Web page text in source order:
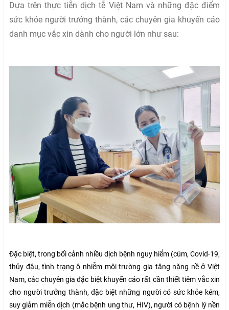
Dựa trên thực tiễn dịch tễ Việt Nam và những đặc điểm
sức khỏe người trưởng thành, các chuyên gia khuyến cáo
danh mục vắc xin dành cho người lớn như sau:
Đặc biệt, trong bối cảnh nhiều dịch bệnh nguy hiểm (cúm, Covid-19,
thủy đậu, tình trạng ô nhiễm môi trường gia tăng nặng nề ở Việt
Nam, các chuyên gia đặc biệt khuyến cáo rất cần thiết tiêm vắc xin
cho người trưởng thành, đặc biệt những người có sức khỏe kém,
suy giảm miễn dịch (mắc bệnh ung thư, HIV), người có bệnh lý nền